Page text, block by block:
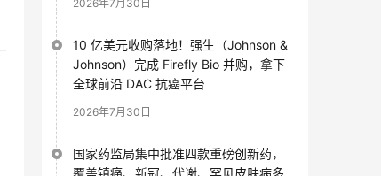
2026年7月30日
10 亿美元收购落地！强生（Johnson &
Johnson）完成 Firefly Bio 并购，拿下
全球前沿 DAC 抗癌平台
2026年7月30日
国家药监局集中批准四款重磅创新药，
覆盖镇痛、新冠、代谢、罕见皮肤病多